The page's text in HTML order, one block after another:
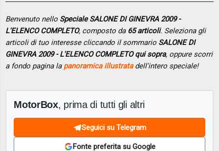
Benvenuto nello Speciale SALONE DI GINEVRA 2009 -
L'ELENCO COMPLETO, composto da 65 articoli. Seleziona gli
articoli di tuo interesse cliccando il sommario SALONE DI
GINEVRA 2009 - L'ELENCO COMPLETO qui sopra, oppure scorri
a fondo pagina la panoramica illustratadell'intero speciale!
MotorBox, prima di tutti gli altri
Seguici su Telegram
Fonte preferita su Google